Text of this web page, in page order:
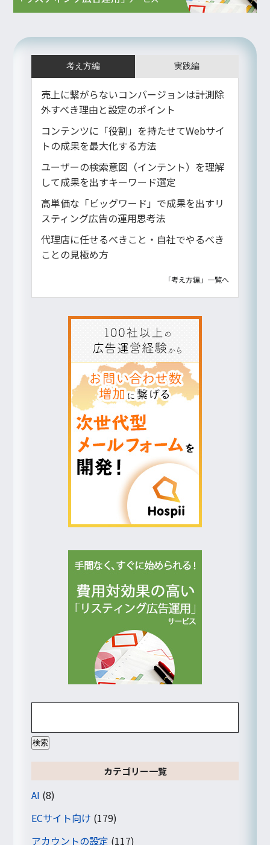
考え方編 実践編
売上に繋がらないコンバージョンは計測除
外すべき理由と設定のポイント
コンテンツに「役割」を持たせてWebサイ
トの成果を最大化する方法
ユーザーの検索意図（インテント）を理解
して成果を出すキーワード選定
高単価な「ビッグワード」で成果を出すリ
スティング広告の運用思考法
代理店に任せるべきこと・自社でやるべき
ことの見極め方
「考え方編」一覧へ
カテゴリー一覧
AI (8)
ECサイト向け (179)
アカウントの設定 (117)